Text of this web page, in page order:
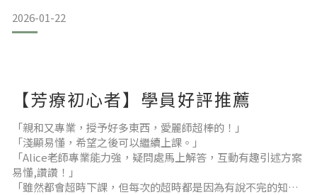
很大 --- 叢****菁第一次參與老師的系列課程。老師的解說很
清晰有條理的同時，也能感受到很溫暖的陪伴跟關懷
2026-01-22
【芳療初心者】學員好評推薦
「親和又專業，授予好多東西，愛麗師超棒的！」
「淺顯易懂，希望之後可以繼續上課。」
「Alice老師專業能力強，疑問處馬上解答，互動有趣引述方案
易懂,讚讚！」
「雖然都會超時下課，但每次的超時都是因為有說不完的知識